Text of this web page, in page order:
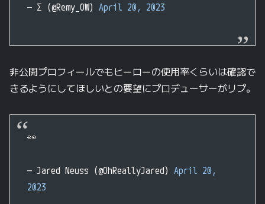
— Σ (@Remy_OW) April 20, 2023
非公開プロフィールでもヒーローの使用率くらいは確認で
きるようにしてほしいとの要望にプロデューサーがリプ。
👀
— Jared Neuss (@OhReallyJared) April 20,
2023